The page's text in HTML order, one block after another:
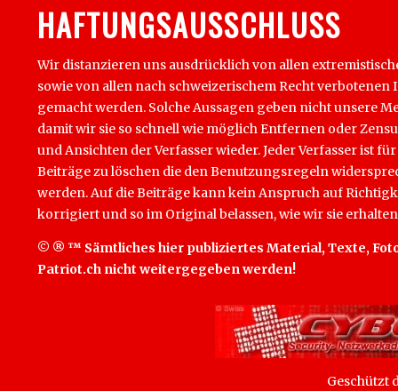
HAFTUNGSAUSSCHLUSS
Wir distanzieren uns ausdrücklich von allen
sowie von allen nach schweizerischem Recht
gemacht werden. Solche Aussagen geben nicht unsere
damit wir sie so schnell wie möglich Entfernen oder
und Ansichten der Verfasser wieder. Jeder Verfasser ist
Beiträge zu löschen die den Benutzungsregeln
werden. Auf die Beiträge kann kein Anspruch auf
korrigiert und so im Original belassen, wie wir sie
© ® ™ Sämtliches hier publiziertes Material, Texte,
Patriot.ch nicht weitergegeben werden!
Geschützt